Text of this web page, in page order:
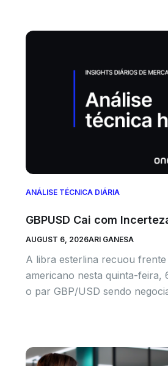
ANÁLISE TÉCNICA DIÁRIA
GBPUSD Cai com
AUGUST 6, 2026ARI GANESA
A libra esterlina recuou
americano nesta quinta-feira,
o par GBP/USD sendo